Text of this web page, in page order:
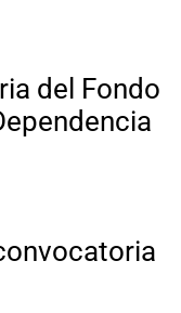
del Fondo